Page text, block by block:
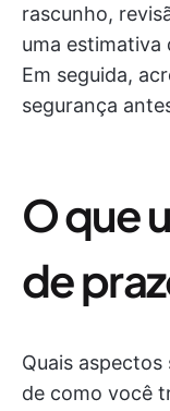
rascunho,
uma estimativa
Em seguida,
segurança
O que
de
Quais
de como você